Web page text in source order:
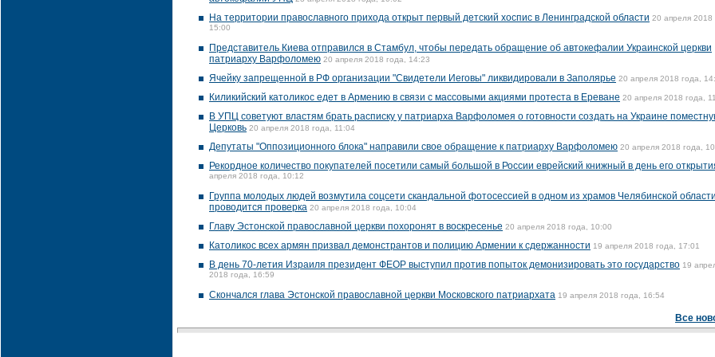
На территории православного прихода открыт первый детский хоспис в Ленинградской области 20 апреля 2018
15:00
Представитель Киева отправился в Стамбул, чтобы передать обращение об автокефалии Украинской церкви
патриарху Варфоломею 20 апреля 2018 года, 14:23
Ячейку запрещенной в РФ организации "Свидетели Иеговы" ликвидировали в Заполярье 20 апреля 2018 года,
Киликийский католикос едет в Армению в связи с массовыми акциями протеста в Ереване 20 апреля 2018 года,
В УПЦ советуют властям брать расписку у патриарха Варфоломея о готовности создать на Украине
Церковь 20 апреля 2018 года, 11:04
Депутаты "Оппозиционного блока" направили свое обращение к патриарху Варфоломею 20 апреля 2018 года,
Рекордное количество покупателей посетили самый большой в России еврейский книжный в день его
апреля 2018 года, 10:12
Группа молодых людей возмутила соцсети скандальной фотосессией в одном из храмов Челябинской
проводится проверка 20 апреля 2018 года, 10:04
Главу Эстонской православной церкви похоронят в воскресенье 20 апреля 2018 года, 10:00
Католикос всех армян призвал демонстрантов и полицию Армении к сдержанности 19 апреля 2018 года, 17:01
В день 70-летия Израиля президент ФЕОР выступил против попыток демонизировать это государство 19
2018 года, 16:59
Скончался глава Эстонской православной церкви Московского патриархата 19 апреля 2018 года, 16:54
Все